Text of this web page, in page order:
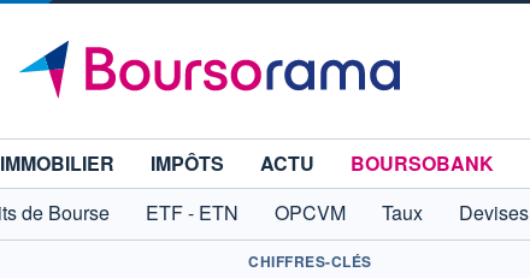
IMMOBILIER IMPÔTS ACTU
BOURSOBANK
de Bourse ETF - ETN OPCVM Taux Devises
CHIFFRES-CLÉS